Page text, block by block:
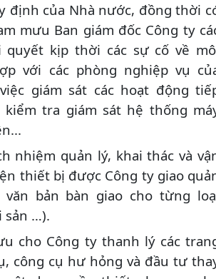
định của Nhà nước, đồng thời
mưu Ban giám đốc Công ty
quyết kịp thời các sự cố về
với các phòng nghiệp vụ
giám sát các hoạt động
kiểm tra giám sát hệ thống
nhiệm quản lý, khai thác và
thiết bị được Công ty giao
bản bàn giao cho từng
sản …).
cho Công ty thanh lý các
công cụ hư hỏng và đầu tư